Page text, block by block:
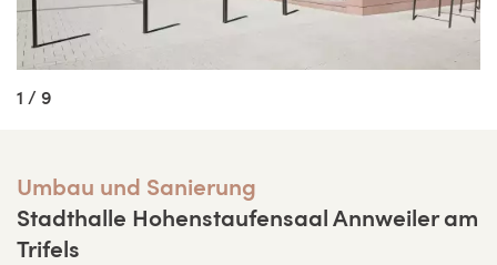
1 / 9
Umbau und Sanierung
Stadthalle Hohenstaufensaal Annweiler am
Trifels